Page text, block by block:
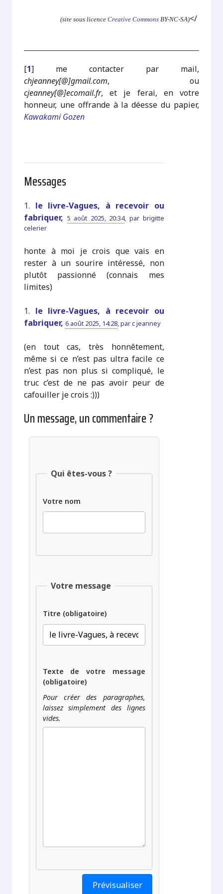
(site sous licence Creative CommonsBY-NC-SA)</
[1] me contacter par mail,
chjeanney[@]gmail.com, ou
cjeanney[@]ecomail.fr, et je ferai, en votre
honneur, une offrande à la déesse du papier,
Kawakami Gozen
Messages
1. le livre-Vagues, à recevoir ou
fabriquer, 5 août 2025, 20:34, par brigitte
celerier
honte à moi je crois que vais en
rester à un sourire intéressé, non
plutôt passionné (connais mes
limites)
1. le livre-Vagues, à recevoir ou
fabriquer,6 août 2025, 14:28,parc jeanney
(en tout cas, très honnêtement,
même si ce n’est pas ultra facile ce
n’est pas non plus si compliqué, le
truc c’est de ne pas avoir peur de
cafouiller je crois :)))
Un message, un commentaire ?
Qui êtes-vous ?
Votre nom
Votre message
Titre (obligatoire)
Texte de votre message
(obligatoire)
Pour créer des paragraphes,
laissez simplement des lignes
vides.